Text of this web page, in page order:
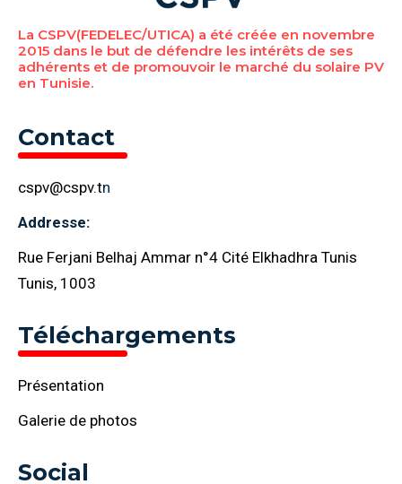
La CSPV(FEDELEC/UTICA) a été créée en novembre
2015 dans le but de défendre les intérêts de ses
adhérents et de promouvoir le marché du solaire PV
en Tunisie.
Contact
cspv@cspv.tn
Addresse:
Rue Ferjani Belhaj Ammar n°4 Cité Elkhadhra Tunis
Tunis, 1003
Téléchargements
Présentation
Galerie de photos
Social